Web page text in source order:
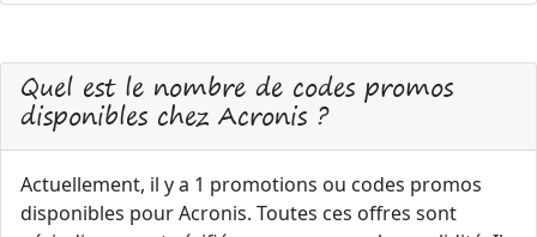
Quel est le nombre de codes promos
disponibles chez Acronis ?
Actuellement, il y a 1 promotions ou codes promos
disponibles pour Acronis. Toutes ces offres sont